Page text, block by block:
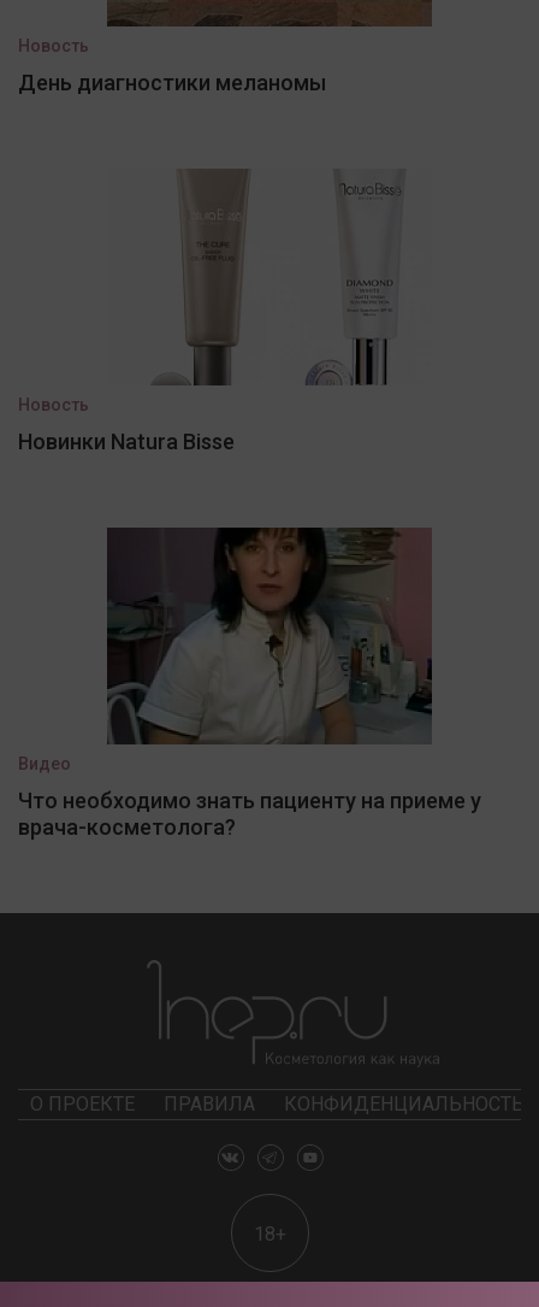
Новость
День диагностики меланомы
Новость
Новинки Natura Bisse
Видео
Что необходимо знать пациенту на приеме у
врача-косметолога?
О ПРОЕКТЕ ПРАВИЛА КОНФИДЕНЦИАЛЬНОСТЬ
18+